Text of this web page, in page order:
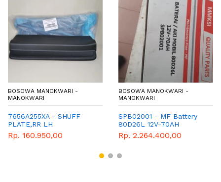
BOSOWA MANOKWARI -
MANOKWARI
7656A255XA - SHUFF
PLATE,RR LH
Rp. 160.950,00
BOSOWA MANOKWARI -
MANOKWARI
SPB02001 - MF Battery
80D26L 12V-70AH
Rp. 2.264.400,00